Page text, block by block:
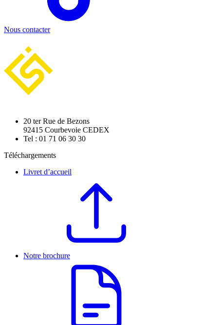
Nous contacter
20 ter Rue de Bezons
92415 Courbevoie CEDEX
Tel : 01 71 06 30 30
Téléchargements
Livret d’accueil
Notre brochure